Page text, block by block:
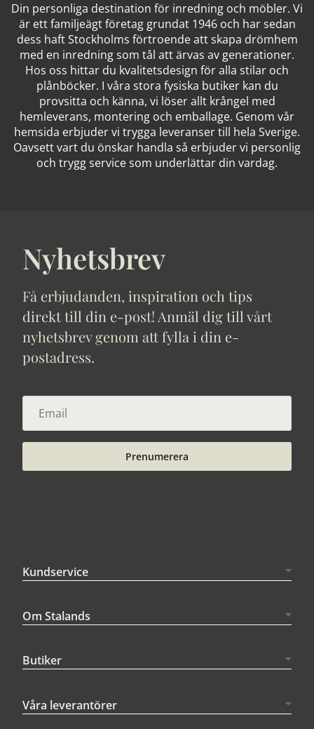
Din personliga destination för inredning och möbler. Vi
är ett familjeägt företag grundat 1946 och har sedan
dess haft Stockholms förtroende att skapa drömhem
med en inredning som tål att ärvas av generationer.
Hos oss hittar du kvalitetsdesign för alla stilar och
plånböcker. I våra stora fysiska butiker kan du
provsitta och känna, vi löser allt krångel med
hemleverans, montering och emballage. Genom vår
hemsida erbjuder vi trygga leveranser till hela Sverige.
Oavsett vart du önskar handla så erbjuder vi personlig
och trygg service som underlättar din vardag.
Nyhetsbrev
Få erbjudanden, inspiration och tips
direkt till din e-post! Anmäl dig till vårt
nyhetsbrev genom att fylla i din e-
postadress.
Prenumerera
Kundservice
Om Stalands
Butiker
Våra leverantörer